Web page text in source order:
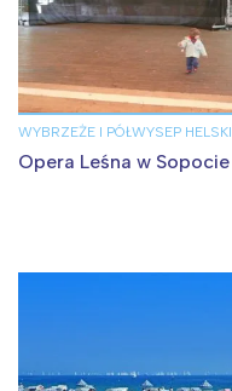
WYBRZEŻE I PÓŁWYSEP HELSKI
Opera Leśna w Sopocie